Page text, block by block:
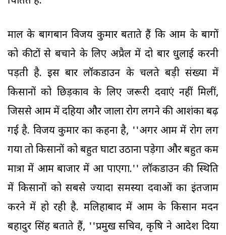
माल के बागबान विजय कुमार बताते हैं कि आम के बागों
को कीटों से बचाने के लिए अप्रैल में दो बार धुलाई करनी
पड़ती है. इस बार लॉकडाउन के चलते बड़ी संख्या में
किसानों को छिड़काव के लिए जरूरी दवाएं नहीं मिलीं,
जिससे आम में दहिया और जाला रोग लगने की आशंका बढ़
गई है. विजय कुमार का कहना है, ''अगर आम में रोग लग
गया तो किसानों को बहुत घाटा उठाना पड़ेगा और बहुत कम
मात्रा में आम बाजार में आ पाएगा.'' लॉकडाउन की स्थिति
में किसानों को सबसे ज्यादा समस्या दवाओं का इंतजाम
करने में हो रही है. मलिहाबाद में आम के किसान मदन
बहादुर सिंह बताते हैं, ''प्रमुख सचिव, कृषि ने आदेश दिया